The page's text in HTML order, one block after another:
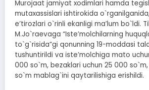
Murojaat jamiyat xodimlari hamda
mutaxassislari ishtirokida
eʼtirozlari o`rinli ekanligi maʼlum bo`ldi.
M.Jo`raevaga “Isteʼmolchilarning
to`g`risida”gi qonunning 19-moddasi
tushuntirildi va isteʼmolchiga mato
000 so`m, bezaklari uchun 25 000
so`m mablag`ini qaytarilishiga erishildi.